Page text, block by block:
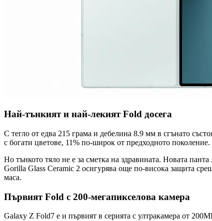
Най-тънкият и най-лекият Fold досега
С тегло от едва 215 грама и дебелина 8.9 мм в сгънато
с богати цветове, 11% по-широк от предходното
Но тънкото тяло не е за сметка на здравината. Новата
Gorilla Glass Ceramic 2 осигурява още по-висока защита
маса.
Първият Fold с 200-мегапикселова камера
Galaxy Z Fold7 е и първият в серията с ултракамера от